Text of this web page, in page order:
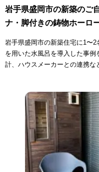
岩手県盛岡市の新築のご
ナ・脚付きの鋳物ホーロ
岩手県盛岡市の新築住宅に1〜
を用いた水風呂を導入した事
計、ハウスメーカーとの連携な